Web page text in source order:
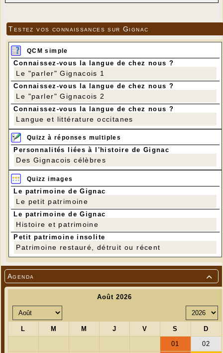

Agenda
Gignac, le 05/09/2018
ORDRE DU JOUR :
1- Aménagement de la traverse RD 87, 15 et 34 -
Présentation du pré-diagnostic établi par le CAUE
du Lot ;
2- Présentation et validation du rapport annuel 2017
du SIAEP du Blagour sur le prix et la qualité du
service de l’eau potable ;
3- Subvention exceptionnelle à l’Association FNACA
pour l’organisation d’une exposition relative à la
commémoration du centenaire de l’Armistice de
1918 et décision modificative correspondante ;
4- Sinistre relatif aux dégâts causés par le feu sur
le mur à ossature bois de la salle municipale -
Acceptation du remboursement de GROUPAMA et
autorisation pour procéder à l’encaissement ;
5- Divers.
Testez vos connaissances sur Gignac
QCM simple
Connaissez-vous la langue de chez nous ?
Le "parler" Gignacois 1
Connaissez-vous la langue de chez nous ?
Le "parler" Gignacois 2
Connaissez-vous la langue de chez nous ?
Langue et littérature occitanes
Quizz à réponses multiples
Personnalités liées à l'histoire de Gignac
Des Gignacois célèbres
Quizz images
Le patrimoine de Gignac
Le petit patrimoine
Le patrimoine de Gignac
Histoire et patrimoine
Petit patrimoine insolite
Patrimoine restauré, détruit ou récent